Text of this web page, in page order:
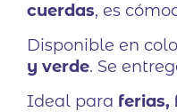
cuerdas, es
Disponible en
y verde. Se
Ideal para ferias,